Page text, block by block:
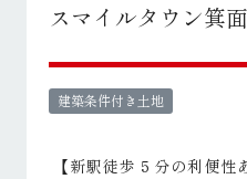
スマイルタウン箕
建築条件付き土地
【新駅徒歩５分の利便性